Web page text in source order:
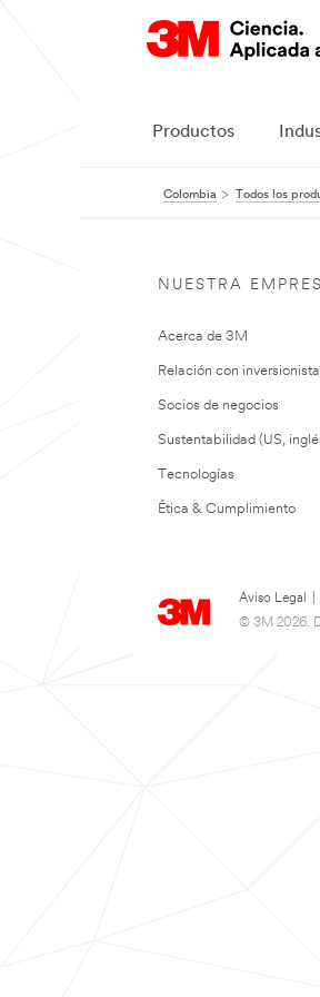
Productos
Colombia Todos los
NUESTRA
Acerca de 3M
Relación con
Socios de negocios
Sustentabilidad (US,
Tecnologías
Ética & Cumplimiento
Aviso Legal
© 3M 2026.